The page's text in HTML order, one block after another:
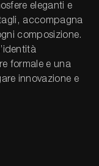
eleganti e
accompagna
composizione.
formale e una
innovazione e